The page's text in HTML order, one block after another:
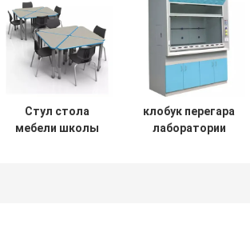
Стул стола
мебели школы
клобук перегара
лаборатории